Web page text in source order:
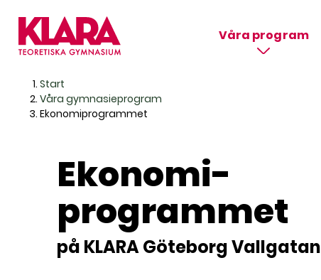
Huvudnavigation
Våra program
Start
Våra gymnasieprogram
Ekonomiprogrammet
Ekonomi­
programmet
på KLARA Göteborg Vallgatan